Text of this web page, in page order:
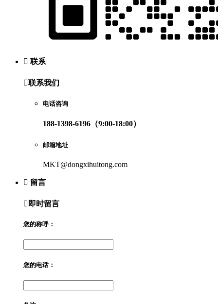
 联系
联系我们
电话咨询
188-1398-6196（9:00-18:00）
邮箱地址
MKT@dongxihuitong.com
 留言
 即时留言
您的称呼：
您的电话：